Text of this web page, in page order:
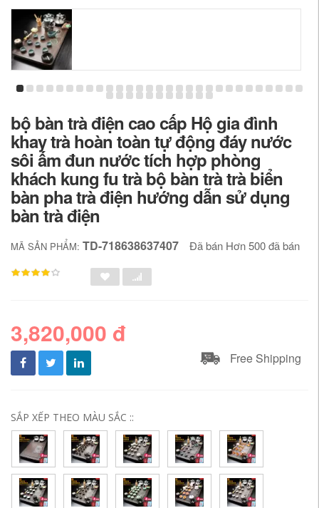
bộ bàn trà điện cao cấp Hộ gia đình
khay trà hoàn toàn tự động đáy nước
sôi ấm đun nước tích hợp phòng
khách kung fu trà bộ bàn trà trà biển
bàn pha trà điện hướng dẫn sử dụng
bàn trà điện
MÃ SẢN PHẨM: TD-718638637407 Đã bán Hơn 500 đã bán
3,820,000 đ
Free Shipping
SẮP XẾP THEO MÀU SẮC ::